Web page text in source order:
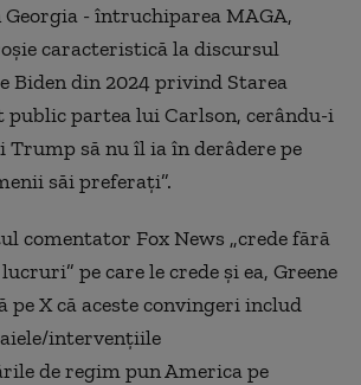
Georgia - întruchiparea MAGA,
caracteristică la discursul
Biden din 2024 privind Starea
partea lui Carlson, cerându-i
să nu îl ia în derâdere pe
săi preferaţi”.
comentator Fox News „crede fără
pe care le crede şi ea, Greene
pe X că aceste convingeri includ
intervenţiile
de regim pun America pe